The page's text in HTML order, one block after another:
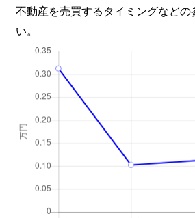
不動産を売買するタイミングなどの
い。